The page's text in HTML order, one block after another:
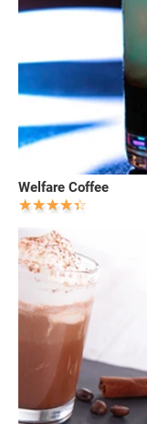
Welfare Coffee